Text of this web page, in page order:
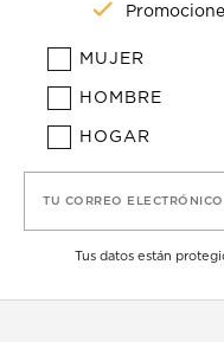
MUJER
HOMBRE
HOGAR
TU CORREO ELECTRÓNICO
Tus datos están